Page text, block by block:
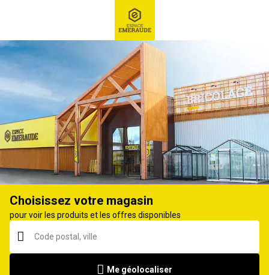
Ex : Robot tondeuse, ...
Tondeuse débroussailleuse
Choisissez votre magasin
pour voir les produits et les offres disponibles
Me géolocaliser